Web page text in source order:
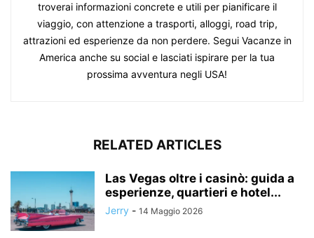
troverai informazioni concrete e utili per pianificare il
viaggio, con attenzione a trasporti, alloggi, road trip,
attrazioni ed esperienze da non perdere. Segui Vacanze in
America anche su social e lasciati ispirare per la tua
prossima avventura negli USA!
RELATED ARTICLES
Las Vegas oltre i casinò: guida a
esperienze, quartieri e hotel...
Jerry - 14 Maggio 2026